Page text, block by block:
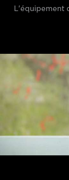
L'équipement